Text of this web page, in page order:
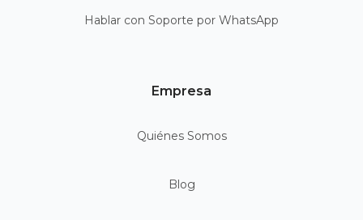
Hablar con Soporte por WhatsApp
Empresa
Quiénes Somos
Blog